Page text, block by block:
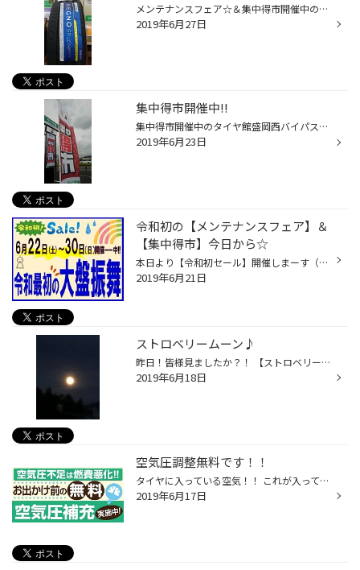
メンテナンスフェア☆＆集中得市開催中の、 タイヤ館盛岡西バイパス店です（＾▽＾）/ ご来店いただいたお客様★ ありがとうございます！！ メンテナンス用品だけじゃないんです！！ 夏タイヤもぞくぞく取付させて頂いてます！！ 軽自動車専用設計 【レグノ GRーレジェーラ】 ↓ 今までご使用のタイヤは...
2019年6月27日
集中得市開催中!!
集中得市開催中のタイヤ館盛岡西バイパス店！！ 昨日は朝からスタッフが準備する時間帯だけ豪雨。 嫌がらせのような天候でした～ 本日も夕方から降り出しそうですね～ 皆様運転には十分お気をつけ下さい!! さて、【メンテナンスフェア】同時開催の当店！ ぞくぞく作業させていただいていますよ☆ エ...
2019年6月23日
令和初の【メンテナンスフェア】＆
【集中得市】今日から☆
本日より【令和初セール】開催しまーす（＾＾）/ タイヤ館盛岡西バイパス店令和最初の大盤振る舞い！！ 【メンテナンスフェア】開催です☆★☆ 梅雨時期の愛車の準備お済ですか？？ ワイパー・エアコンフィルター・バッテリーなどなど。 お得にGET出来るチャンスです！！ 是非ご相談下さい（＾＾）!! ...
2019年6月21日
ストロベリームーン♪
昨日！皆様見ましたか？！ 【ストロベリームーン】 年に１度、夏至（６月）に近い日の満月がピンク色に見える 天体現象のことだとか！！ 帰宅の際、見ることが出来ましたよ～（＾＾）♪ ピンク？イマイチだな。 と、２１時過ぎ外に出ると・・・ もう雲に覆われて見れませんでした！ 満月の日は事故に...
2019年6月18日
空気圧調整無料です！！
タイヤに入っている空気！！ これが入っていないとタイヤの意味をもちません。 だ ・ か ・ ら ！！ 空気圧はとぉーーーーーっても大切なんです！！ そ ・ し ・ て ！！ 空気圧点検！！ 無料です★ 空気圧補充！！ 無料です★ 無料ですよ～（＾▽＾）/ ち ・ な ・ み に ！！ 【 トルクチェック 】...
2019年6月17日